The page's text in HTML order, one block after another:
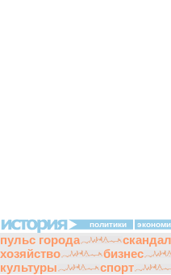
политики
пульс города
хозяйство
бизнес
культуры
спорт